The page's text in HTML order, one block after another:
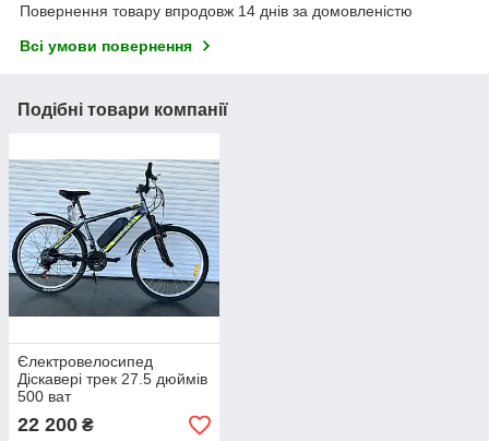
Повернення товару впродовж 14 днів за домовленістю
Всі умови повернення
Подібні товари компанії
Єлектровелосипед
Діскавері трек 27.5 дюймів
500 ват
22 200 ₴